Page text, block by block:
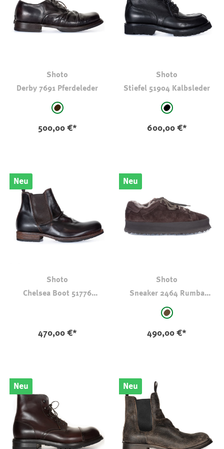
Shoto
Derby 7691 Pferdeleder
auswählen
schwarz-braun
500,00 €*
Shoto
Stiefel 51904 Kalbsleder
auswählen
schwarz
600,00 €*
Neu
Shoto
Chelsea Boot 51776
470,00 €*
Neu
Shoto
Sneaker 2464 Rumba
auswählen
braun
490,00 €*
Neu Neu